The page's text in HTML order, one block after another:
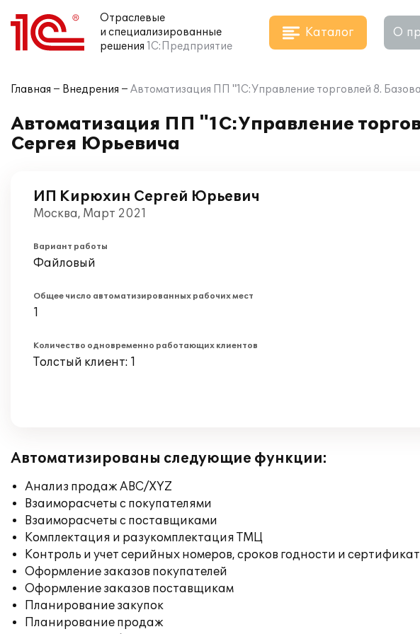
Отраслевые
и специализированные
решения 1С:Предприятие
Каталог О
Главная Внедрения Автоматизация ПП "1С:Управление торговлей 8.
Автоматизация ПП "1С:Управление
Сергея Юрьевича
ИП Кирюхин Сергей Юрьевич
Москва, Март 2021
Вариант работы
Файловый
Общее число автоматизированных рабочих мест
1
Количество одновременно работающих клиентов
Толстый клиент: 1
Автоматизированы следующие функции:
Анализ продаж ABC/XYZ
Взаиморасчеты с покупателями
Взаиморасчеты с поставщиками
Комплектация и разукомплектация ТМЦ
Контроль и учет серийных номеров, сроков годности и
Оформление заказов покупателей
Оформление заказов поставщикам
Планирование закупок
Планирование продаж